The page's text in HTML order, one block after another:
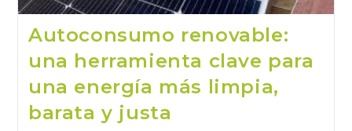
Autoconsumo renovable:
una herramienta clave para
una energía más limpia,
barata y justa